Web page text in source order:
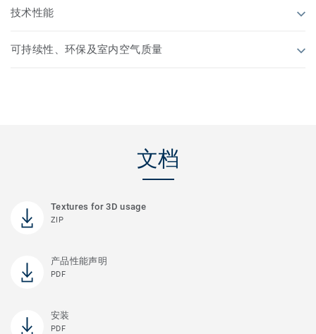
技术性能
可持续性、环保及室内空气质量
文档
Textures for 3D usage
ZIP
产品性能声明
PDF
安装
PDF